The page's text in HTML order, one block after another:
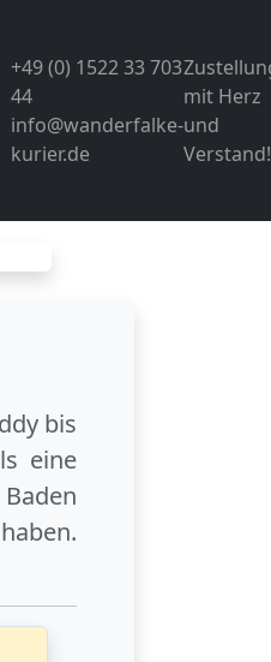
+49 (0) 1522 33 703
44
info@wanderfalke-
kurier.de
mit Herz
und
Verstand!
bis
eine